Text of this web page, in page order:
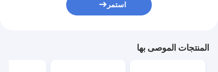
استمر
المنتجات الموصى بها